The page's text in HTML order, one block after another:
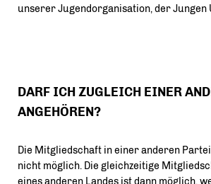
unserer Jugendorganisation, der Jungen
DARF ICH ZUGLEICH EINER
ANGEHÖREN?
Die Mitgliedschaft in einer anderen
nicht möglich. Die gleichzeitige
eines anderen Landes ist dann möglich,